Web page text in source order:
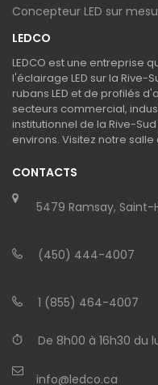
Concepteur LED sur
LEDCO
LEDCO est une entreprise
l'éclairage LED sur la Rive-
rubans LED et de profilés
secteurs commercial,
institutionnel de la Rive-
environs. Visitez notre
CONTACTS
5479 Ramsay, Saint-
(450) 444-4007
1 (855) 464-4007
De 8h00 à 16h30 du
info@ledco.ca